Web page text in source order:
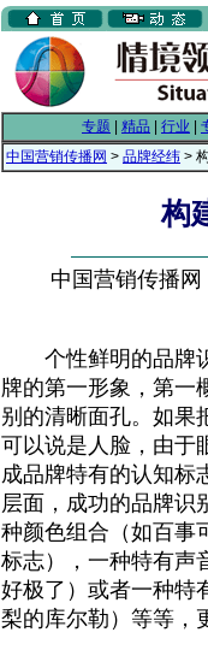
专题 精品 行业
中国营销传播网 > 品牌经纬 >
构
中国营销传播
个性鲜明的品牌识
牌的第一形象，第一
别的清晰面孔。如果
可以说是人脸，由于
成品牌特有的认知标
层面，成功的品牌识
种颜色组合（如百事
标志），一种特有声
好极了）或者一种特
梨的库尔勒）等等，